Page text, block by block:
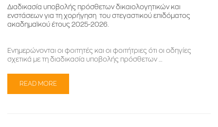
Διαδικασία υποβολής πρόσθετων δικαιολογητικών και
ενστάσεων για τη χορήγηση του στεγαστικού επιδόματος
ακαδημαϊκού έτους 2025-2026.
Ενημερώνονται οι φοιτητές και οι φοιτήτριες ότι οι οδηγίες
σχετικά με τη διαδικασία υποβολής πρόσθετων …
READ MORE